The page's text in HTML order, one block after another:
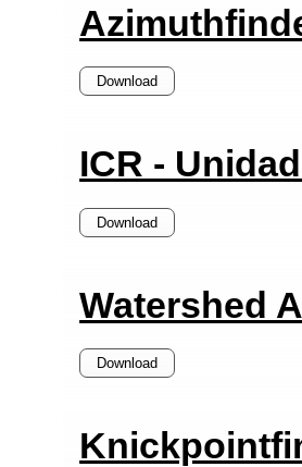
Download
ICR -
Download
Watershed
Download